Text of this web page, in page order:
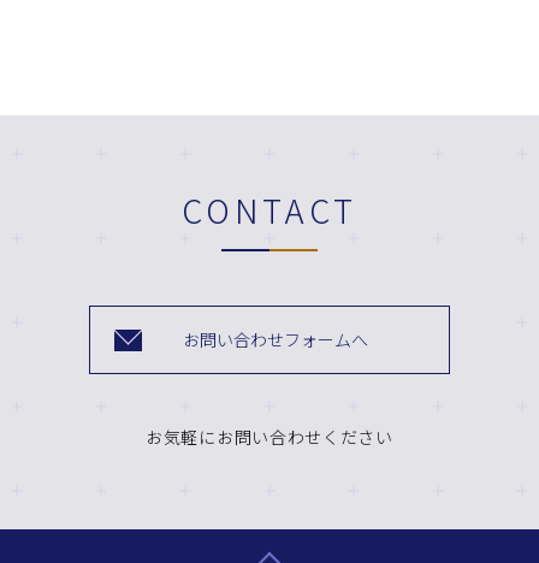
CONTACT
お問い合わせフォームへ
お気軽にお問い合わせください